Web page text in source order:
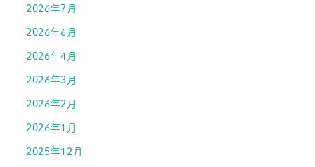
2026年7月
2026年6月
2026年4月
2026年3月
2026年2月
2026年1月
2025年12月